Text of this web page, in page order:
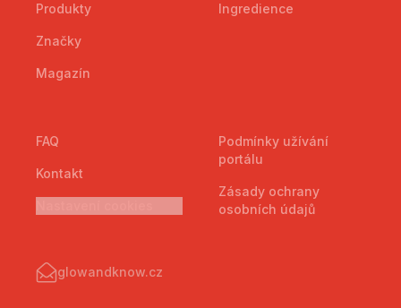
Produkty
Značky
Magazín
Ingredience
FAQ
Kontakt
Podmínky užívání
portálu
Zásady ochrany
osobních údajů
glowandknow.cz